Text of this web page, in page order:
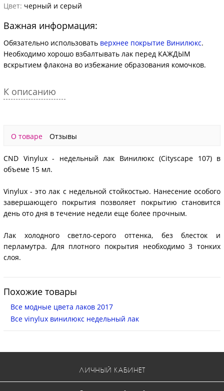
Цвет: черный и серый
Важная информация:
Обязательно использовать верхнее покрытие Винилюкс.
Необходимо хорошо взбалтывать лак перед КАЖДЫМ
вскрытием флакона во избежание образования комочков.
К описанию
О товаре Отзывы
CND Vinylux - недельный лак Винилюкс (Cityscape 107) в
объеме 15 мл.
Vinylux - это лак с недельной стойкостью. Нанесение особого
завершающего покрытия позволяет покрытию становится
день ото дня в течение недели еще более прочным.
Лак холодного светло-серого оттенка, без блесток и
перламутра. Для плотного покрытия необходимо 3 тонких
слоя.
Похожие товары
Все модные цвета лаков 2017
Все vinylux винилюкс недельный лак
ЛИЧНЫЙ КАБИНЕТ